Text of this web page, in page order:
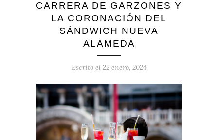
CARRERA DE GARZONES Y
LA CORONACIÓN DEL
SÁNDWICH NUEVA
ALAMEDA
Escrito el 22 enero, 2024